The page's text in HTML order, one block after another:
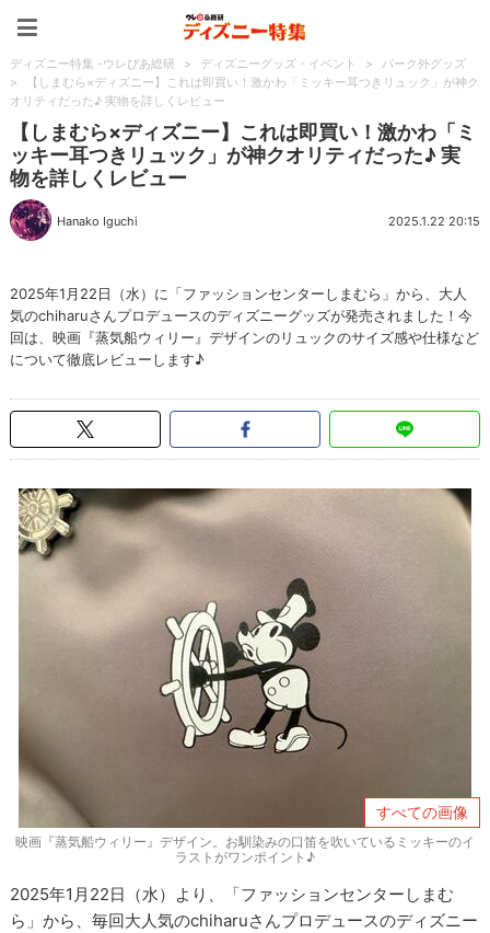
ディズニー特集 -ウレぴあ総研 > ディズニーグッズ・イベント >
パーク外グッズ
>
【しまむら×ディズニー】これは即買い！激かわ「ミッキー耳つきリュック」が神ク
オリティだった♪ 実物を詳しくレビュー
【しまむら×ディズニー】これは即買い！激かわ「ミ
ッキー耳つきリュック」が神クオリティだった♪ 実
物を詳しくレビュー
Hanako Iguchi 2025.1.22 20:15
2025年1月22日（水）に「ファッションセンターしまむら」から、大人
気のchiharuさんプロデュースのディズニーグッズが発売されました！今
回は、映画『蒸気船ウィリー』デザインのリュックのサイズ感や仕様など
について徹底レビューします♪
すべての画像
映画『蒸気船ウィリー』デザイン。お馴染みの口笛を吹いているミッキーのイ
ラストがワンポイント♪
2025年1月22日（水）より、「ファッションセンターしまむ
ら」から、毎回大人気のchiharuさんプロデュースのディズニー